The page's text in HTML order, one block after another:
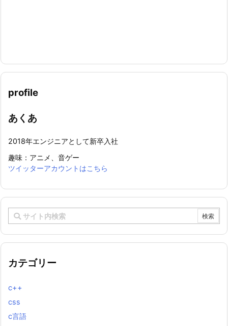
profile
あくあ
2018年エンジニアとして新卒入社
趣味：アニメ、音ゲー
ツイッターアカウントはこちら
カテゴリー
c++
css
c言語